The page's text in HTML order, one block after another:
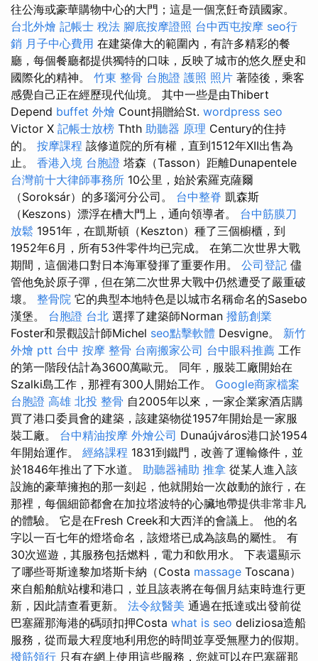
往公海或豪華購物中心的大門；這是一個烹飪奇蹟國家。
台北外燴 記帳士 稅法 腳底按摩證照 台中西屯按摩 seo行
銷 月子中心費用 在建築偉大的範圍內，有許多精彩的餐
廳，每個餐廳都提供獨特的口味，反映了城市的悠久歷史和
國際化的精神。 竹東 整骨 台胞證 護照 照片 著陸後，乘客
感覺自己正在經歷現代仙境。 其中一些是由Thibert
Depend buffet 外燴 Count捐贈給St. wordpress seo
Victor X 記帳士放榜 Thth 助聽器 原理 Century的住持
的。 按摩課程 該修道院的所有權，直到1512年XII出售為
止。 香港入境 台胞證 塔森（Tasson）距離Dunapentele
台灣前十大律師事務所 10公里，始於索羅克薩爾
（Soroksár）的多瑙河分公司。 台中整脊 凱森斯
（Keszons）漂浮在槽大門上，通向領導者。 台中筋膜刀
放鬆 1951年，在凱斯頓（Keszton）種了三個櫥櫃，到
1952年6月，所有53件零件均已完成。 在第二次世界大戰
期間，這個港口對日本海軍發揮了重要作用。 公司登記 儘
管他免於原子彈，但在第二次世界大戰中仍然遭受了嚴重破
壞。 整骨院 它的典型本地特色是以城市名稱命名的Sasebo
漢堡。 台胞證 台北 選擇了建築師Norman 撥筋創業
Foster和景觀設計師Michel seo點擊軟體 Desvigne。 新竹
外燴 ptt 台中 按摩 整骨 台南搬家公司 台中眼科推薦 工作
的第一階段估計為3600萬歐元。 同年，服裝工廠開始在
Szalki島工作，那裡有300人開始工作。 Google商家檔案
台胞證 高雄 北投 整骨 自2005年以來，一家企業家酒店購
買了港口委員會的建築，該建築物從1957年開始是一家服
裝工廠。 台中精油按摩 外燴公司 Dunaújváros港口於1954
年開始運作。 經絡課程 1831到鐵門，改善了運輸條件，並
於1846年推出了下水道。 助聽器補助 推拿 從某人進入該
設施的豪華擁抱的那一刻起，他就開始一次啟動的旅行，在
那裡，每個細節都會在加拉塔波特的心臟地帶提供非常非凡
的體驗。 它是在Fresh Creek和大西洋的會議上。 他的名
字以一百七年的燈塔命名，該燈塔已成為該島的屬性。 有
30次巡遊，其服務包括燃料，電力和飲用水。 下表還顯示
了哪些哥斯達黎加塔斯卡納（Costa massage Toscana）
來自船舶航站樓和港口，並且該表將在每個月結束時進行更
新，因此請查看更新。 法令紋醫美 通過在抵達或出發前從
巴塞羅那海港的碼頭扣押Costa what is seo deliziosa造船
服務，從而最大程度地利用您的時間並享受無壓力的假期。
撥筋領行 只有在網上使用這些服務，您就可以在巴塞羅那